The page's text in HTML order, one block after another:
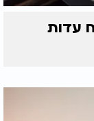
עדות